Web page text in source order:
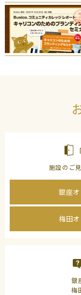
施設のご
銀座
梅田
銀
梅